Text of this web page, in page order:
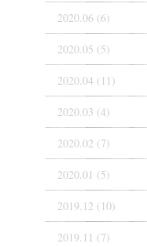
2020.06 (6)
2020.05 (5)
2020.04 (11)
2020.03 (4)
2020.02 (7)
2020.01 (5)
2019.12 (10)
2019.11 (7)